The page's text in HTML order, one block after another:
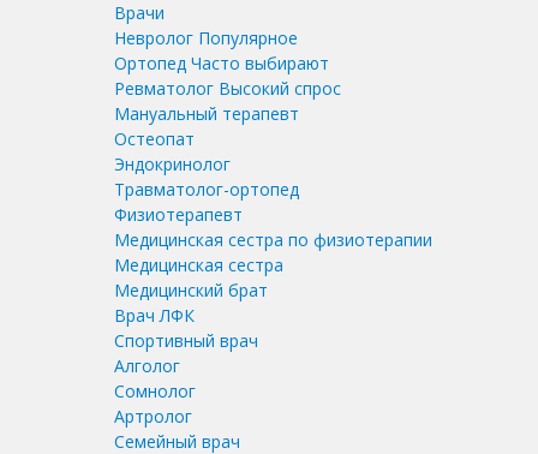
Врачи
Невролог Популярное
Ортопед Часто выбирают
Ревматолог Высокий спрос
Мануальный терапевт
Остеопат
Эндокринолог
Травматолог-ортопед
Физиотерапевт
Медицинская сестра по физиотерапии
Медицинская сестра
Медицинский брат
Врач ЛФК
Спортивный врач
Алголог
Сомнолог
Артролог
Семейный врач